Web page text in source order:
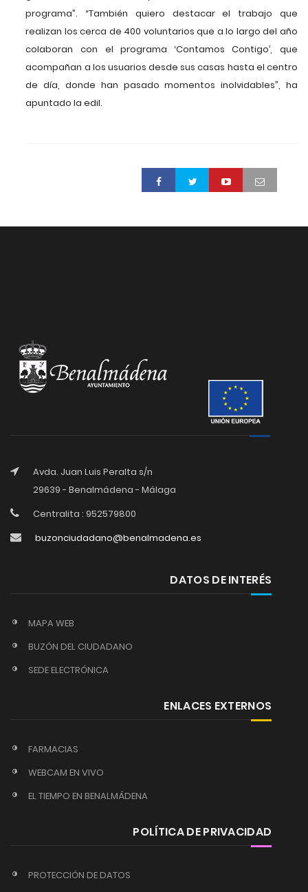
programa”. “También quiero destacar el trabajo que
realizan los cerca de 400 voluntarios que a lo largo del año
colaboran con el programa ‘Contamos Contigo’, que
acompañan a los usuarios desde sus casas hasta el centro
de día, donde han pasado momentos inolvidables”, ha
apuntado la edil.
Avda. Juan Luis Peralta s/n
29639 - Benalmádena - Málaga
Centralita : 952579800
buzonciudadano@benalmadena.es
DATOS DE INTERÉS
MAPA WEB
BUZÓN DEL CIUDADANO
SEDE ELECTRÓNICA
ENLACES EXTERNOS
FARMACIAS
WEBCAM EN VIVO
EL TIEMPO EN BENALMÁDENA
POLÍTICA DE PRIVACIDAD
PROTECCIÓN DE DATOS